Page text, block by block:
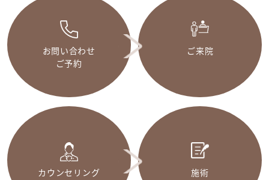
お問い合わせ
ご予約
ご来院
カウンセリング 施術